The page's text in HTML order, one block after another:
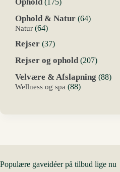
Ophold & Natur 6464
Natur 6464
Rejser 3737
Rejser og ophold 207207
Velvære & Afslapning 8888
Wellness og spa 8888
Populære gaveidéer på tilbud lige nu